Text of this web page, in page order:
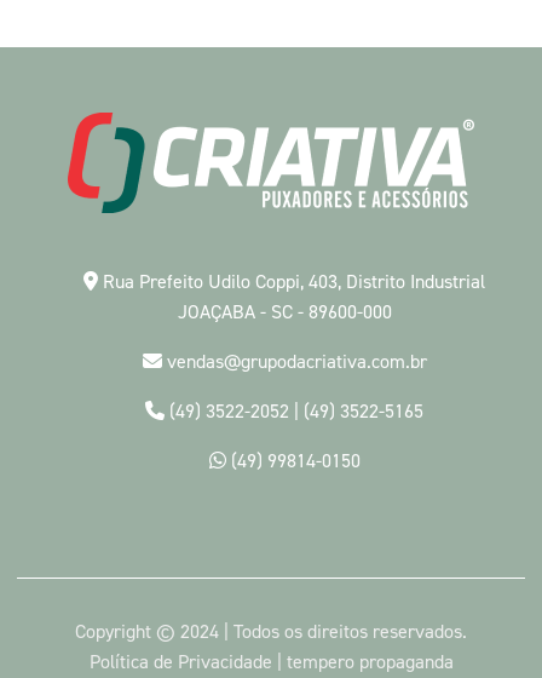
Rua Prefeito Udilo Coppi, 403, Distrito Industrial
JOAÇABA - SC - 89600-000
vendas@grupodacriativa.com.br
(49) 3522-2052
(49) 3522-5165
(49) 99814-0150
Copyright © 2024 | Todos os direitos reservados.
Política de Privacidade
tempero propaganda